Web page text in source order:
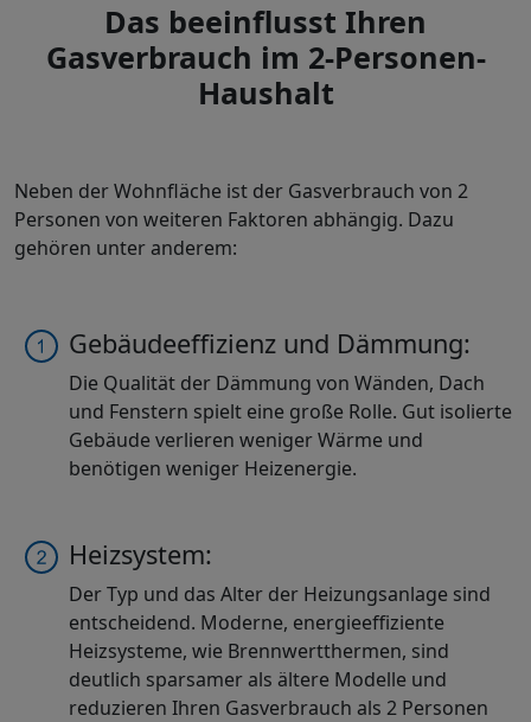
Das beeinflusst Ihren
Gasverbrauch im 2-Personen-
Haushalt
Neben der Wohnfläche ist der Gasverbrauch von 2
Personen von weiteren Faktoren abhängig. Dazu
gehören unter anderem:
Gebäudeeffizienz und Dämmung:
Die Qualität der Dämmung von Wänden, Dach
und Fenstern spielt eine große Rolle. Gut isolierte
Gebäude verlieren weniger Wärme und
benötigen weniger Heizenergie.
Heizsystem:
Der Typ und das Alter der Heizungsanlage sind
entscheidend. Moderne, energieeffiziente
Heizsysteme, wie Brennwertthermen, sind
deutlich sparsamer als ältere Modelle und
reduzieren Ihren Gasverbrauch als 2 Personen